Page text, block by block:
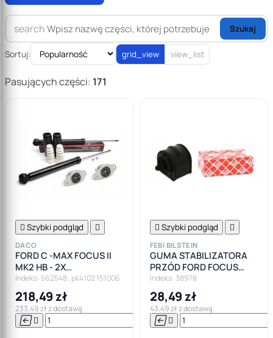
search Szukaj
Sortuj: grid_view view_list
Pasujących części: 171
 Szybki podgląd 
DACO
FORD C -MAX FOCUS II
MK2 HB - 2X
AMORTYZATORY TYŁ
OSŁONY ODBOJE
PODUSZKI
Indeks: 562548 , pk4102 151006
218,49 zł
233,49 zł z dostawą
  

 Szybki podgląd 
FEBI BILSTEIN
GUMA STABILIZATORA
PRZÓD FORD FOCUS
MK2, C-MAX 19MM
Indeks: 38978
28,49 zł
43,49 zł z dostawą
 